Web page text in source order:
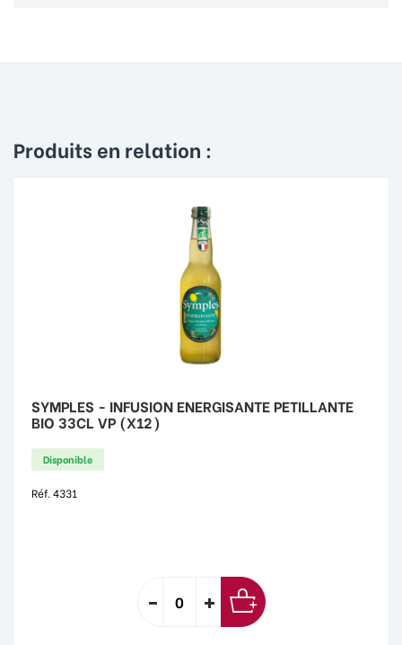
Produits en relation :
SYMPLES - INFUSION ENERGISANTE PETILLANTE
BIO 33CL VP (X12)
Disponible
Réf. 4331